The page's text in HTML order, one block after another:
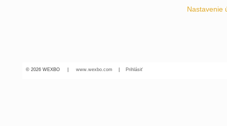
Nastavenie
© 2026 WEXBO | www.wexbo.com Prihlásiť